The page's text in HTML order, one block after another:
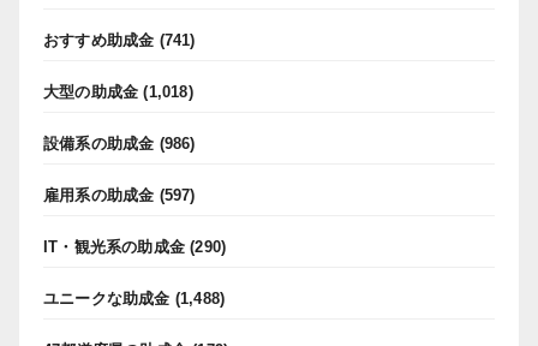
おすすめ助成金 (741)
大型の助成金 (1,018)
設備系の助成金 (986)
雇用系の助成金 (597)
IT・観光系の助成金 (290)
ユニークな助成金 (1,488)